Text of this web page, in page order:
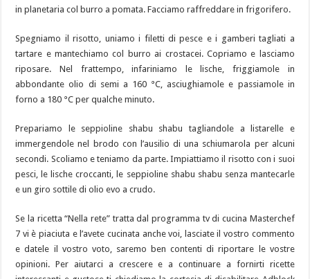
in planetaria col burro a pomata. Facciamo raffreddare in frigorifero.
Spegniamo il risotto, uniamo i filetti di pesce e i gamberi tagliati a
tartare e mantechiamo col burro ai crostacei. Copriamo e lasciamo
riposare. Nel frattempo, infariniamo le lische, friggiamole in
abbondante olio di semi a 160 °C, asciughiamole e passiamole in
forno a 180 °C per qualche minuto.
Prepariamo le seppioline shabu shabu tagliandole a listarelle e
immergendole nel brodo con l’ausilio di una schiumarola per alcuni
secondi. Scoliamo e teniamo da parte. Impiattiamo il risotto con i suoi
pesci, le lische croccanti, le seppioline shabu shabu senza mantecarle
e un giro sottile di olio evo a crudo.
Se la ricetta “Nella rete” tratta dal programma tv di cucina Masterchef
7 vi è piaciuta e l’avete cucinata anche voi, lasciate il vostro commento
e datele il vostro voto, saremo ben contenti di riportare le vostre
opinioni. Per aiutarci a crescere e a continuare a fornirti ricette